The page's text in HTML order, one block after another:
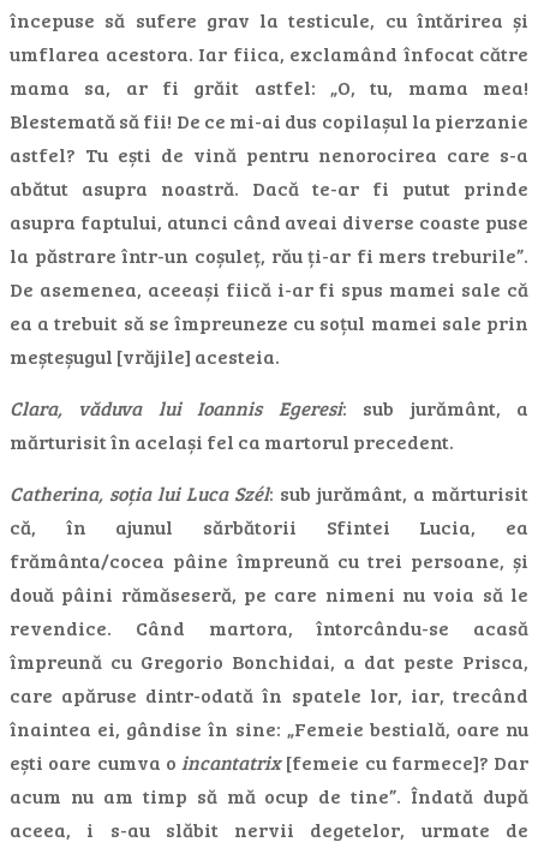
începuse să sufere grav la testicule, cu întărirea și
umflarea acestora. Iar fiica, exclamând înfocat către
mama sa, ar fi grăit astfel: „O, tu, mama mea!
Blestemată să fii! De ce mi-ai dus copilașul la pierzanie
astfel? Tu ești de vină pentru nenorocirea care s-a
abătut asupra noastră. Dacă te-ar fi putut prinde
asupra faptului, atunci când aveai diverse coaste puse
la păstrare într-un coșuleț, rău ți-ar fi mers treburile”.
De asemenea, aceeași fiică i-ar fi spus mamei sale că
ea a trebuit să se împreuneze cu soțul mamei sale prin
meșteșugul [vrăjile] acesteia.
Clara, văduva lui Ioannis Egeresi: sub jurământ, a
mărturisit în același fel ca martorul precedent.
Catherina, soția lui Luca Szél: sub jurământ, a mărturisit
că, în ajunul sărbătorii Sfintei Lucia, ea
frământa/cocea pâine împreună cu trei persoane, și
două pâini rămăseseră, pe care nimeni nu voia să le
revendice. Când martora, întorcându-se acasă
împreună cu Gregorio Bonchidai, a dat peste Prisca,
care apăruse dintr-odată în spatele lor, iar, trecând
înaintea ei, gândise în sine: „Femeie bestială, oare nu
ești oare cumva o incantatrix[femeie cu farmece]? Dar
acum nu am timp să mă ocup de tine”. Îndată după
aceea, i s-au slăbit nervii degetelor, urmate de